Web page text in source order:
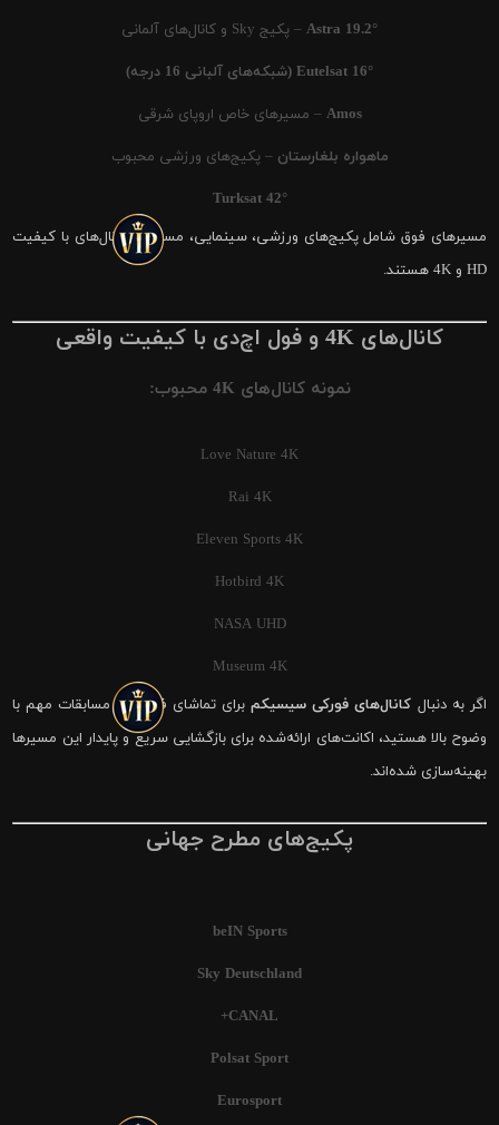
Astra 19.2° – پکیج Sky و کانال‌های آلمانی
Eutelsat 16° (شبکه‌های آلبانی 16 درجه)
Amos – مسیرهای خاص اروپای شرقی
ماهواره بلغارستان – پکیج‌های ورزشی محبوب
Turksat 42°
مسیرهای فوق شامل پکیج‌های ورزشی، سینمایی، مستند و کانال‌های با کیفیت
HD و 4K هستند.
کانال‌های 4K و فول اچ‌دی با کیفیت واقعی
نمونه کانال‌های 4K محبوب:
Love Nature 4K
Rai 4K
Eleven Sports 4K
Hotbird 4K
NASA UHD
Museum 4K
اگر به دنبال کانال‌های فورکی سیسیکمبرای تماشای فوتبال و مسابقات مهم با
وضوح بالا هستید، اکانت‌های ارائه‌شده برای بازگشایی سریع و پایدار این مسیرها
بهینه‌سازی شده‌اند.
پکیج‌های مطرح جهانی
beIN Sports
Sky Deutschland
CANAL+
Polsat Sport
Eurosport